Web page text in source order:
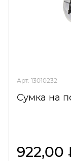
Арт. 13010232
Сумка на
922,00